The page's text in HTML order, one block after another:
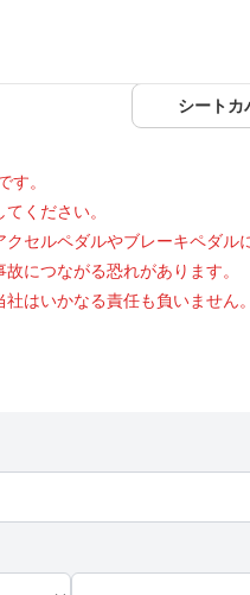
シートカ
。
ください。
セルペダルやブレーキペダル
につながる恐れがあります。
はいかなる責任も負いません。